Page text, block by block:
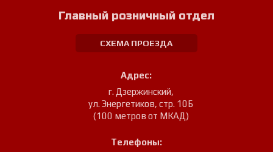
Главный розничный отдел
СХЕМА ПРОЕЗДА
Адрес:
г. Дзержинский,
ул. Энергетиков, стр. 10Б
(100 метров от МКАД)
Телефоны: